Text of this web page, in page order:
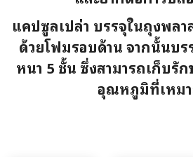
แคปซูลเปล่า บรรจุในถุงพล
ด้วยโฟมรอบด้าน จากนั้นบ
หนา 5 ชั้น ซึ่งสามารถเก็บรัก
อุณหภูมิที่เหม